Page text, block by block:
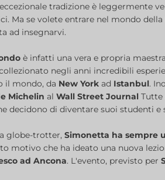
tradizione è leggermente
Ma se volete entrare nel mondo
ad insegnarvi.
è infatti una vera e propria
negli anni incredibili
il mondo, da New York ad Istanbul.
Michelin al Wall Street Journal Tutte
decidono di diventare suoi studenti e
globe-trotter, Simonetta ha sempre
motivo che ha ideato una nuova
ad Ancona. L'evento, previsto per